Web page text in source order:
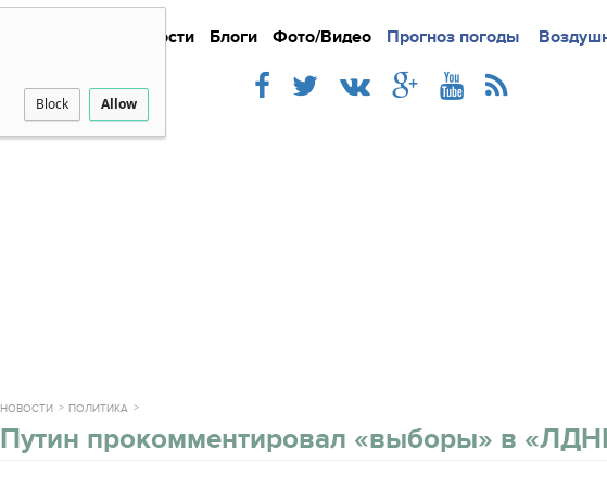
Block Allow
Новости Блоги Фото/Видео Прогноз погоды
Подробно Новости
НОВОСТИ ПОЛИТИКА
Путин прокомментировал «выборы» в